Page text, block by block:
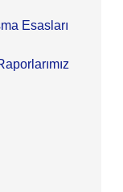
Esasları